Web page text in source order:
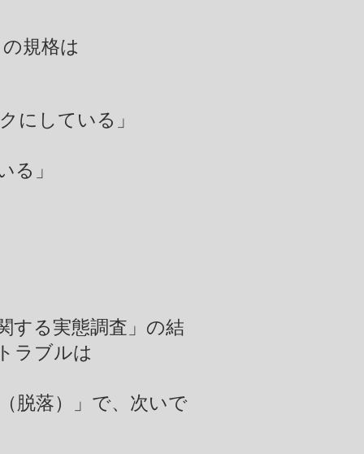
規格は
にしている」
る」
する実態調査」の結
ラブルは
脱落）」で、次いで